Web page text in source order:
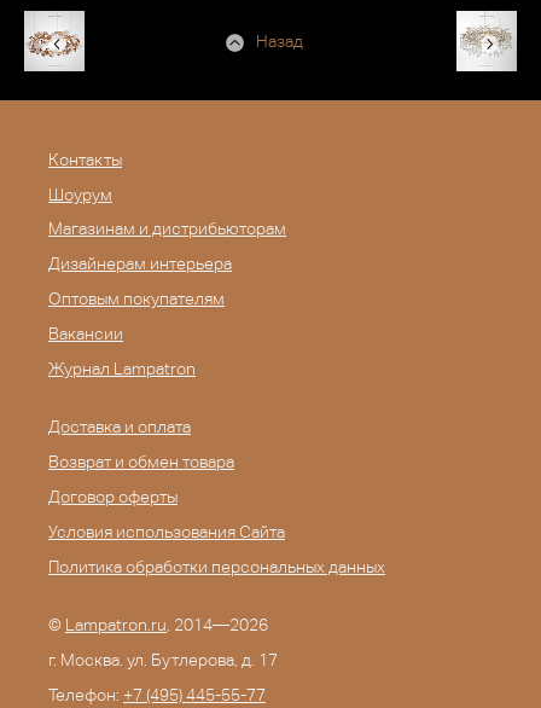
Назад
Контакты
Шоурум
Магазинам и дистрибьюторам
Дизайнерам интерьера
Оптовым покупателям
Вакансии
Журнал Lampatron
Доставка и оплата
Возврат и обмен товара
Договор оферты
Условия использования Сайта
Политика обработки персональных данных
© Lampatron.ru, 2014—2026
г. Москва. ул. Бутлерова, д. 17
Телефон: +7 (495) 445-55-77